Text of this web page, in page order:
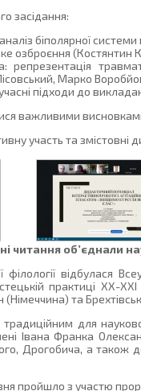
засідання:
біполярної
озброєння (Костянтин
репрезентація
Марко
підходи до
важливими висновками
участь та змістовні
читання об’єднали
філології відбулася
практиці ХХ-ХХІ
(Німеччина) та
для науково-
Івана Франка
Дрогобича, а також
пройшло з участю